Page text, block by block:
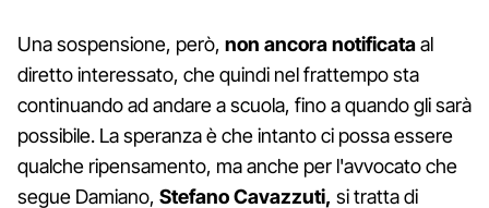
Una sospensione, però, non ancora notificataal
diretto interessato, che quindi nel frattempo sta
continuando ad andare a scuola, fino a quando gli sarà
possibile. La speranza è che intanto ci possa essere
qualche ripensamento, ma anche per l'avvocato che
segue Damiano, Stefano Cavazzuti, si tratta di